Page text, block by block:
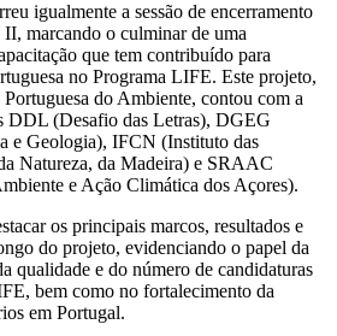
igualmente a sessão de encerramento
marcando o culminar de uma
que tem contribuído para
no Programa LIFE. Este projeto,
do Ambiente, contou com a
DDL (Desafio das Letras), DGEG
e Geologia), IFCN (Instituto das
Natureza, da Madeira) e SRAAC
e Ação Climática dos Açores).
os principais marcos, resultados e
do projeto, evidenciando o papel da
qualidade e do número de candidaturas
bem como no fortalecimento da
em Portugal.